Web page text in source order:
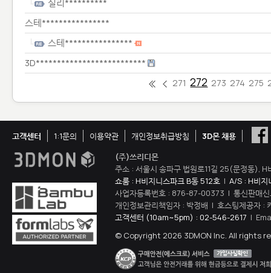
실리**********
스테****************
스테****************
3D**************************
271 272 273 274 275
고객센터 1:1문의 이용약관 개인정보취급방침
3D몬 채용
(주)쓰리디몬
주소 : 서울시 송파구 법원로11길 25(문정동),
쇼룸 : H비지니스파크 B동 512호 | A/S : H비지
사업자등록번호 : 876-87-00373 | 통신판매
개인정보관리책임자 : 박정배 | 호스팅제공자 :
고객센터 (10am~5pm) : 02-546-2617 |
© Copyright 2026 3DMON Inc. All rights